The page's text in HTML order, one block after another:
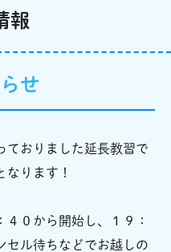
報
せ
ておりました延長教習で
なります！
４０から開始し、１９：
セル待ちなどでお越しの